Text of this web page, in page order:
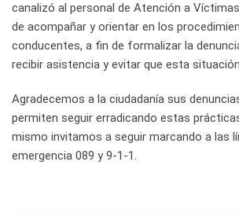
canalizó al personal de Atención a
de acompañar y orientar en los
conducentes, a fin de formalizar la
recibir asistencia y evitar que esta
Agradecemos a la ciudadanía sus
permiten seguir erradicando estas
mismo invitamos a seguir marcando a las
emergencia 089 y 9-1-1.